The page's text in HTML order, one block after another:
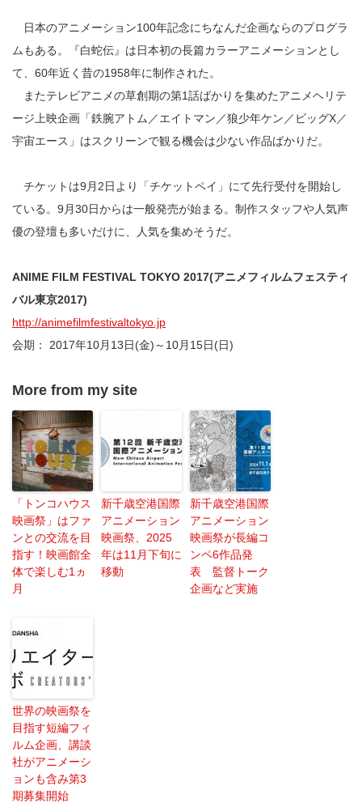
日本のアニメーション100年記念にちなんだ企画ならのプログラ
ムもある。『白蛇伝』は日本初の長篇カラーアニメーションとし
て、60年近く昔の1958年に制作された。
またテレビアニメの草創期の第1話ばかりを集めたアニメヘリテ
ージ上映企画「鉄腕アトム／エイトマン／狼少年ケン／ビッグX／
宇宙エース」はスクリーンで観る機会は少ない作品ばかりだ。
チケットは9月2日より「チケットペイ」にて先行受付を開始し
ている。9月30日からは一般発売が始まる。制作スタッフや人気声
優の登壇も多いだけに、人気を集めそうだ。
ANIME FILM FESTIVAL TOKYO 2017(アニメフィルムフェスティ
バル東京2017)
http://animefilmfestivaltokyo.jp
会期： 2017年10月13日(金)～10月15日(日)
More from my site
「トンコハウス
映画祭」はファ
ンとの交流を目
指す！映画館全
体で楽しむ1ヵ
月
新千歳空港国際
アニメーション
映画祭、2025
年は11月下旬に
移動
新千歳空港国際
アニメーション
映画祭が長編コ
ンペ6作品発
表 監督トーク
企画など実施
世界の映画祭を
目指す短編フィ
ルム企画、講談
社がアニメーシ
ョンも含み第3
期募集開始